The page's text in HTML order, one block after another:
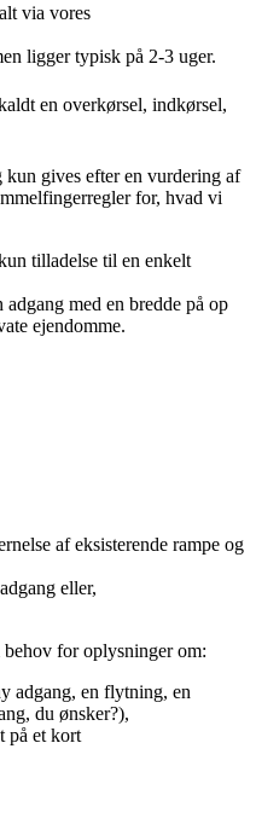
via vores
ligger typisk på 2-3 uger.
en overkørsel, indkørsel,
kun gives efter en vurdering af
for, hvad vi
tilladelse til en enkelt
med en bredde på op
ejendomme.
af eksisterende rampe og
eller,
for oplysninger om:
adgang, en flytning, en
du ønsker?),
på et kort